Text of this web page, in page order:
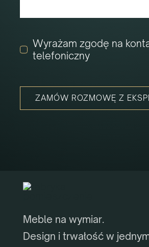
Wyrażam zgodę na
telefoniczny
ZAMÓW ROZMOWĘ Z
Meble na wymiar.
Design i trwałość w